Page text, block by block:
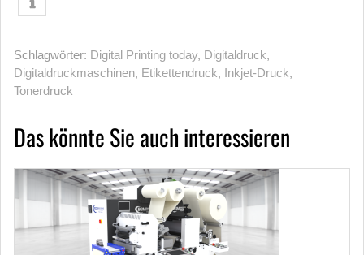
Schlagwörter: Digital Printing today, Digitaldruck,
Digitaldruckmaschinen, Etikettendruck, Inkjet-Druck,
Tonerdruck
Das könnte Sie auch interessieren